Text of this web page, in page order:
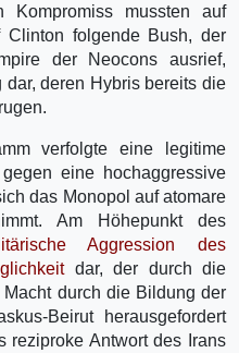
Kompromiss mussten auf
folgende Bush, der
der Neocons ausrief,
deren Hybris bereits die
verfolgte eine legitime
eine hochaggressive
das Monopol auf atomare
Am Höhepunkt des
Aggression des
dar, der durch die
durch die Bildung der
Beirut herausgefordert
reziproke Antwort des Irans